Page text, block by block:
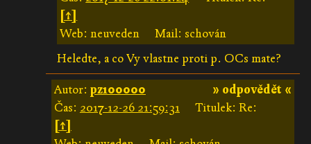
[↑]
Web: neuveden
Mail: schován
Heledte, a co Vy vlastne proti p. OCs mate?
» odpovědět «
Autor: pz100000
Čas: 2017-12-26 21:59:31
Titulek: Re:
[↑]